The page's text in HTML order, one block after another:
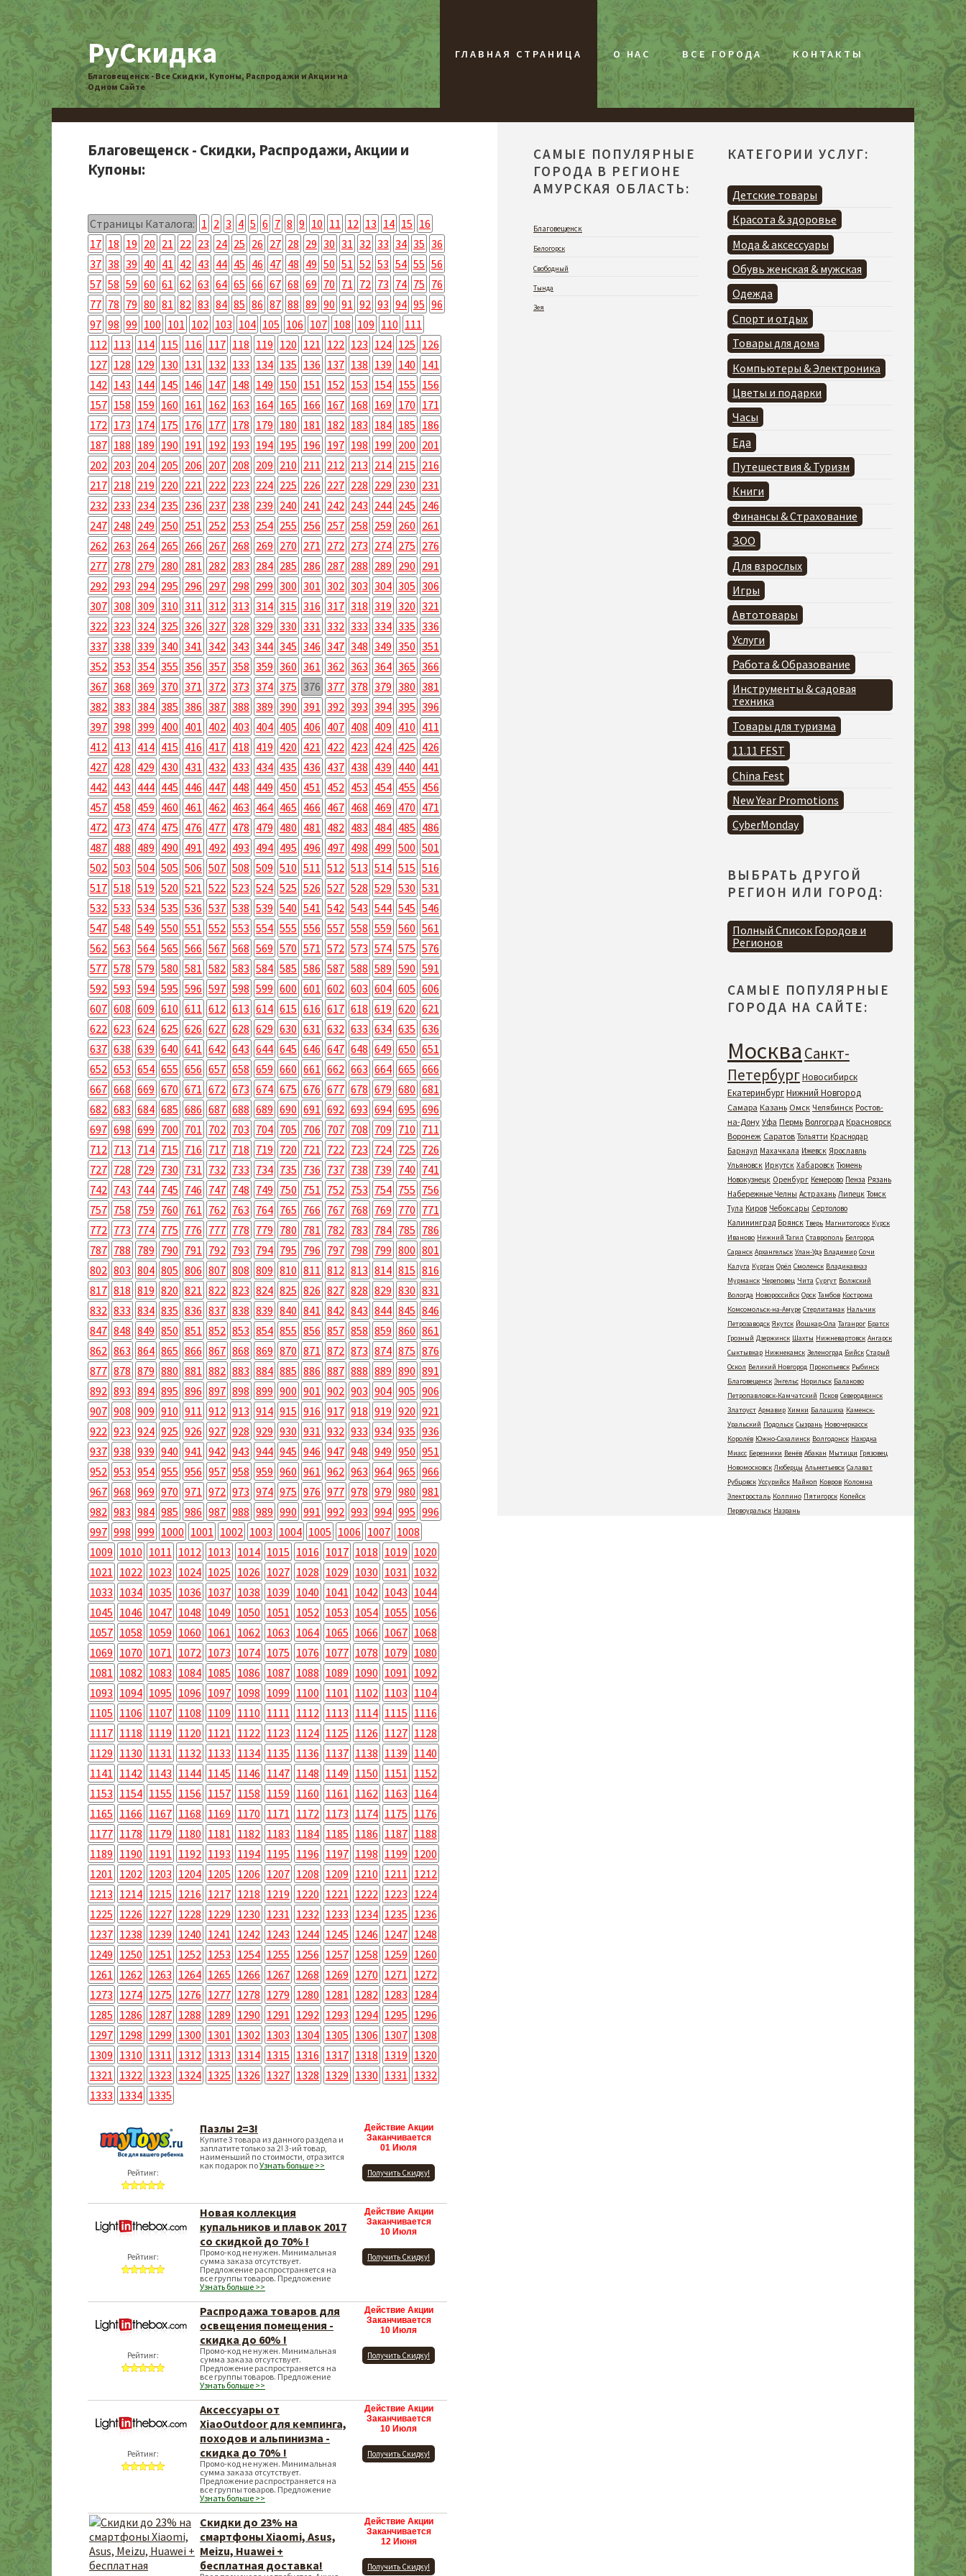
РуСкидка
Благовещенск - Все Скидки, Купоны, Распродажи и Акции на
Одном Сайте
ГЛАВНАЯ СТРАНИЦА О НАС ВСЕ ГОРОДА КОНТАКТЫ
Благовещенск - Скидки, Распродажи, Акции и
Купоны:
Страницы Каталога: 1 2 3 4 5 6 7 8 9 10 11 12 13 14 15 16
17 18 19 20 21 22 23 24 25 26 27 28 29 30 31 32 33 34 35 36
37 38 39 40 41 42 43 44 45 46 47 48 49 50 51 52 53 54 55 56
57 58 59 60 61 62 63 64 65 66 67 68 69 70 71 72 73 74 75 76
77 78 79 80 81 82 83 84 85 86 87 88 89 90 91 92 93 94 95 96
97 98 99 100 101 102 103 104 105 106 107 108 109 110 111
112 113 114 115 116 117 118 119 120 121 122 123 124 125 126
127 128 129 130 131 132 133 134 135 136 137 138 139 140 141
142 143 144 145 146 147 148 149 150 151 152 153 154 155 156
157 158 159 160 161 162 163 164 165 166 167 168 169 170 171
172 173 174 175 176 177 178 179 180 181 182 183 184 185 186
187 188 189 190 191 192 193 194 195 196 197 198 199 200 201
202 203 204 205 206 207 208 209 210 211 212 213 214 215 216
217 218 219 220 221 222 223 224 225 226 227 228 229 230 231
232 233 234 235 236 237 238 239 240 241 242 243 244 245 246
247 248 249 250 251 252 253 254 255 256 257 258 259 260 261
262 263 264 265 266 267 268 269 270 271 272 273 274 275 276
277 278 279 280 281 282 283 284 285 286 287 288 289 290 291
292 293 294 295 296 297 298 299 300 301 302 303 304 305 306
307 308 309 310 311 312 313 314 315 316 317 318 319 320 321
322 323 324 325 326 327 328 329 330 331 332 333 334 335 336
337 338 339 340 341 342 343 344 345 346 347 348 349 350 351
352 353 354 355 356 357 358 359 360 361 362 363 364 365 366
367 368 369 370 371 372 373 374 375 376 377 378 379 380 381
382 383 384 385 386 387 388 389 390 391 392 393 394 395 396
397 398 399 400 401 402 403 404 405 406 407 408 409 410 411
412 413 414 415 416 417 418 419 420 421 422 423 424 425 426
427 428 429 430 431 432 433 434 435 436 437 438 439 440 441
442 443 444 445 446 447 448 449 450 451 452 453 454 455 456
457 458 459 460 461 462 463 464 465 466 467 468 469 470 471
472 473 474 475 476 477 478 479 480 481 482 483 484 485 486
487 488 489 490 491 492 493 494 495 496 497 498 499 500 501
502 503 504 505 506 507 508 509 510 511 512 513 514 515 516
517 518 519 520 521 522 523 524 525 526 527 528 529 530 531
532 533 534 535 536 537 538 539 540 541 542 543 544 545 546
547 548 549 550 551 552 553 554 555 556 557 558 559 560 561
562 563 564 565 566 567 568 569 570 571 572 573 574 575 576
577 578 579 580 581 582 583 584 585 586 587 588 589 590 591
592 593 594 595 596 597 598 599 600 601 602 603 604 605 606
607 608 609 610 611 612 613 614 615 616 617 618 619 620 621
622 623 624 625 626 627 628 629 630 631 632 633 634 635 636
637 638 639 640 641 642 643 644 645 646 647 648 649 650 651
652 653 654 655 656 657 658 659 660 661 662 663 664 665 666
667 668 669 670 671 672 673 674 675 676 677 678 679 680 681
682 683 684 685 686 687 688 689 690 691 692 693 694 695 696
697 698 699 700 701 702 703 704 705 706 707 708 709 710 711
712 713 714 715 716 717 718 719 720 721 722 723 724 725 726
727 728 729 730 731 732 733 734 735 736 737 738 739 740 741
742 743 744 745 746 747 748 749 750 751 752 753 754 755 756
757 758 759 760 761 762 763 764 765 766 767 768 769 770 771
772 773 774 775 776 777 778 779 780 781 782 783 784 785 786
787 788 789 790 791 792 793 794 795 796 797 798 799 800 801
802 803 804 805 806 807 808 809 810 811 812 813 814 815 816
817 818 819 820 821 822 823 824 825 826 827 828 829 830 831
832 833 834 835 836 837 838 839 840 841 842 843 844 845 846
847 848 849 850 851 852 853 854 855 856 857 858 859 860 861
862 863 864 865 866 867 868 869 870 871 872 873 874 875 876
877 878 879 880 881 882 883 884 885 886 887 888 889 890 891
892 893 894 895 896 897 898 899 900 901 902 903 904 905 906
907 908 909 910 911 912 913 914 915 916 917 918 919 920 921
922 923 924 925 926 927 928 929 930 931 932 933 934 935 936
937 938 939 940 941 942 943 944 945 946 947 948 949 950 951
952 953 954 955 956 957 958 959 960 961 962 963 964 965 966
967 968 969 970 971 972 973 974 975 976 977 978 979 980 981
982 983 984 985 986 987 988 989 990 991 992 993 994 995 996
997 998 999 1000 1001 1002 1003 1004 1005 1006 1007 1008
1009 1010 1011 1012 1013 1014 1015 1016 1017 1018 1019 1020
1021 1022 1023 1024 1025 1026 1027 1028 1029 1030 1031 1032
1033 1034 1035 1036 1037 1038 1039 1040 1041 1042 1043 1044
1045 1046 1047 1048 1049 1050 1051 1052 1053 1054 1055 1056
1057 1058 1059 1060 1061 1062 1063 1064 1065 1066 1067 1068
1069 1070 1071 1072 1073 1074 1075 1076 1077 1078 1079 1080
1081 1082 1083 1084 1085 1086 1087 1088 1089 1090 1091 1092
1093 1094 1095 1096 1097 1098 1099 1100 1101 1102 1103 1104
1105 1106 1107 1108 1109 1110 1111 1112 1113 1114 1115 1116
1117 1118 1119 1120 1121 1122 1123 1124 1125 1126 1127 1128
1129 1130 1131 1132 1133 1134 1135 1136 1137 1138 1139 1140
1141 1142 1143 1144 1145 1146 1147 1148 1149 1150 1151 1152
1153 1154 1155 1156 1157 1158 1159 1160 1161 1162 1163 1164
1165 1166 1167 1168 1169 1170 1171 1172 1173 1174 1175 1176
1177 1178 1179 1180 1181 1182 1183 1184 1185 1186 1187 1188
1189 1190 1191 1192 1193 1194 1195 1196 1197 1198 1199 1200
1201 1202 1203 1204 1205 1206 1207 1208 1209 1210 1211 1212
1213 1214 1215 1216 1217 1218 1219 1220 1221 1222 1223 1224
1225 1226 1227 1228 1229 1230 1231 1232 1233 1234 1235 1236
1237 1238 1239 1240 1241 1242 1243 1244 1245 1246 1247 1248
1249 1250 1251 1252 1253 1254 1255 1256 1257 1258 1259 1260
1261 1262 1263 1264 1265 1266 1267 1268 1269 1270 1271 1272
1273 1274 1275 1276 1277 1278 1279 1280 1281 1282 1283 1284
1285 1286 1287 1288 1289 1290 1291 1292 1293 1294 1295 1296
1297 1298 1299 1300 1301 1302 1303 1304 1305 1306 1307 1308
1309 1310 1311 1312 1313 1314 1315 1316 1317 1318 1319 1320
1321 1322 1323 1324 1325 1326 1327 1328 1329 1330 1331 1332
1333 1334 1335
Рейтинг:
Пазлы 2=3!
Купите 3 товара из данного раздела и
заплатите только за 2! 3-ий товар,
наименьший по стоимости, отразится
как подарок поУзнать больше >>
Действие Акции
Заканчивается
01 Июля
Получить Скидку!
Рейтинг:
Новая коллекция
купальников и плавок 2017
со скидкой до 70% !
Промо-код не нужен. Минимальная
сумма заказа отсутствует.
Предложение распространяется на
все группы товаров. Предложение
Узнать больше >>
Действие Акции
Заканчивается
10 Июля
Получить Скидку!
Рейтинг:
Распродажа товаров для
освещения помещения -
скидка до 60% !
Промо-код не нужен. Минимальная
сумма заказа отсутствует.
Предложение распространяется на
все группы товаров. Предложение
Узнать больше >>
Действие Акции
Заканчивается
10 Июля
Получить Скидку!
Рейтинг:
Аксессуары от
XiaoOutdoor для кемпинга,
походов и альпинизма -
скидка до 70% !
Промо-код не нужен. Минимальная
сумма заказа отсутствует.
Предложение распространяется на
все группы товаров. Предложение
Узнать больше >>
Действие Акции
Заканчивается
10 Июля
Получить Скидку!
Скидки до 23% на
смартфоны Xiaomi, Asus,
Meizu, Huawei +
бесплатная доставка!
Действие Акции
Заканчивается
12 Июня
Получить Скидку!
САМЫЕ ПОПУЛЯРНЫЕ
ГОРОДА В РЕГИОНЕ
АМУРСКАЯ ОБЛАСТЬ:
Благовещенск
Белогорск
Свободный
Тында
Зея
КАТЕГОРИИ УСЛУГ:
Детские товары
Красота & здоровье
Мода & аксессуары
Обувь женская & мужская
Одежда
Спорт и отдых
Товары для дома
Компьютеры & Электроника
Цветы и подарки
Часы
Еда
Путешествия & Туризм
Книги
Финансы & Страхование
ЗОО
Для взрослых
Игры
Автотовары
Услуги
Работа & Образование
Инструменты & садовая
техника
Товары для туризма
11.11 FEST
China Fest
New Year Promotions
CyberMonday
ВЫБРАТЬ ДРУГОЙ
РЕГИОН ИЛИ ГОРОД:
Полный Список Городов и
Регионов
САМЫЕ ПОПУЛЯРНЫЕ
ГОРОДА НА САЙТЕ:
Москва Санкт-
ПетербургНовосибирск
ЕкатеринбургНижний Новгород
Самара Казань Омск Челябинск Ростов-
на-Дону Уфа Пермь Волгоград Красноярск
Воронеж Саратов Тольятти Краснодар
Барнаул Махачкала Ижевск Ярославль
Ульяновск Иркутск Хабаровск Тюмень
Новокузнецк Оренбург Кемерово Пенза Рязань
Набережные Челны Астрахань Липецк Томск
Тула Киров Чебоксары Сертолово
Калининград Брянск Тверь Магнитогорск Курск
Иваново Нижний Тагил Ставрополь Белгород
Саранск Архангельск Улан-Удэ Владимир Сочи
Калуга Курган Орёл Смоленск Владикавказ
Мурманск Череповец Чита Сургут Волжский
Вологда Новороссийск Орск Тамбов Кострома
Комсомольск-на-Амуре Стерлитамак Нальчик
Петрозаводск Якутск Йошкар-Ола Таганрог Братск
Грозный Дзержинск Шахты Нижневартовск Ангарск
Сыктывкар Нижнекамск Зеленоград Бийск Старый
Оскол Великий Новгород Прокопьевск Рыбинск
Благовещенск Энгельс Норильск Балаково
Петропавловск-Камчатский Псков Северодвинск
Златоуст Армавир Химки Балашиха Каменск-
Уральский Подольск Сызрань Новочеркасск
Королёв Южно-Сахалинск Волгодонск Находка
Миасс Березники Венёв Абакан Мытищи Грязовец
Новомосковск Люберцы Альметьевск Салават
Рубцовск Уссурийск Майкоп Ковров Коломна
Электросталь Колпино Пятигорск Копейск
Первоуральск Назрань